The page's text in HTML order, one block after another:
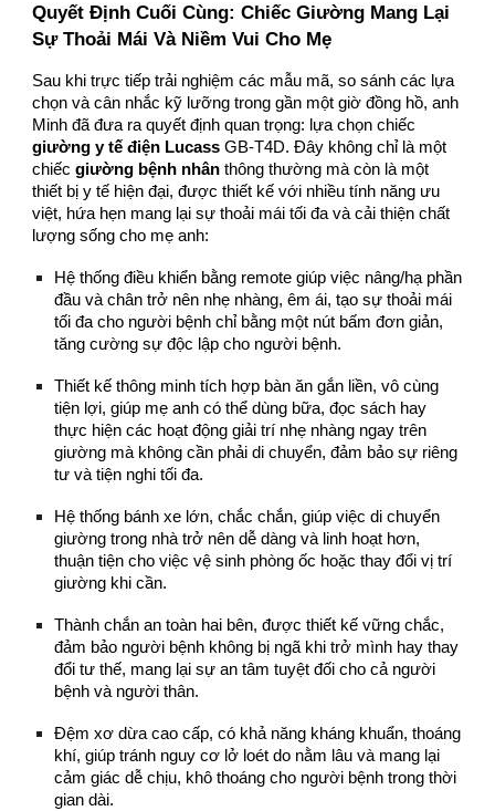
Quyết Định Cuối Cùng: Chiếc Giường Mang Lại
Sự Thoải Mái Và Niềm Vui Cho Mẹ
Sau khi trực tiếp trải nghiệm các mẫu mã, so sánh các lựa
chọn và cân nhắc kỹ lưỡng trong gần một giờ đồng hồ, anh
Minh đã đưa ra quyết định quan trọng: lựa chọn chiếc
giường y tế điện Lucass GB-T4D. Đây không chỉ là một
chiếcgiường bệnh nhân thông thường mà còn là một
thiết bị y tế hiện đại, được thiết kế với nhiều tính năng ưu
việt, hứa hẹn mang lại sự thoải mái tối đa và cải thiện chất
lượng sống cho mẹ anh:
Hệ thống điều khiển bằng remote giúp việc nâng/hạ phần
đầu và chân trở nên nhẹ nhàng, êm ái, tạo sự thoải mái
tối đa cho người bệnh chỉ bằng một nút bấm đơn giản,
tăng cường sự độc lập cho người bệnh.
Thiết kế thông minh tích hợp bàn ăn gắn liền, vô cùng
tiện lợi, giúp mẹ anh có thể dùng bữa, đọc sách hay
thực hiện các hoạt động giải trí nhẹ nhàng ngay trên
giường mà không cần phải di chuyển, đảm bảo sự riêng
tư và tiện nghi tối đa.
Hệ thống bánh xe lớn, chắc chắn, giúp việc di chuyển
giường trong nhà trở nên dễ dàng và linh hoạt hơn,
thuận tiện cho việc vệ sinh phòng ốc hoặc thay đổi vị trí
giường khi cần.
Thành chắn an toàn hai bên, được thiết kế vững chắc,
đảm bảo người bệnh không bị ngã khi trở mình hay thay
đổi tư thế, mang lại sự an tâm tuyệt đối cho cả người
bệnh và người thân.
Đệm xơ dừa cao cấp, có khả năng kháng khuẩn, thoáng
khí, giúp tránh nguy cơ lở loét do nằm lâu và mang lại
cảm giác dễ chịu, khô thoáng cho người bệnh trong thời
gian dài.